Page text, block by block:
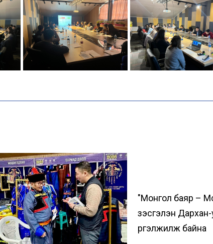
"Монгол баяр –
үзэсгэлэн
үргэлжилж байна